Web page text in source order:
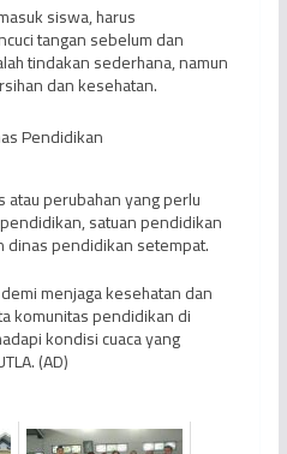
siswa, harus
tangan sebelum dan
tindakan sederhana, namun
dan kesehatan.
Pendidikan
perubahan yang perlu
satuan pendidikan
pendidikan setempat.
menjaga kesehatan dan
komunitas pendidikan di
kondisi cuaca yang
(AD)